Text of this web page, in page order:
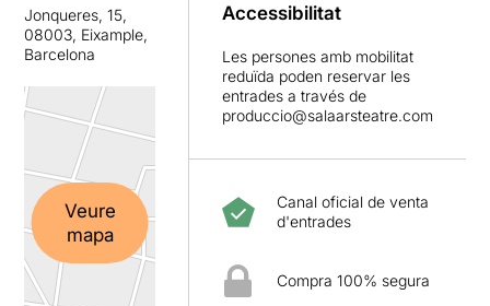
Jonqueres, 15,
08003, Eixample,
Barcelona
Veure
mapa
Accessibilitat
Les persones amb mobilitat
reduïda poden reservar les
entrades a través de
produccio@salaarsteatre.com
Canal oficial de venta
d'entrades
Compra 100% segura